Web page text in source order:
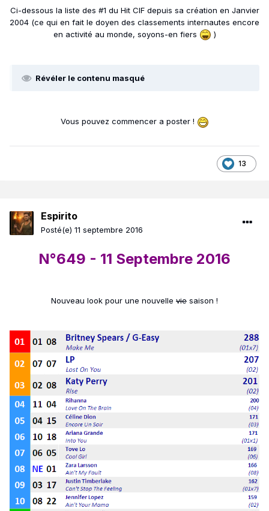
Ci-dessous la liste des #1 du Hit CIF depuis sa création en Janvier
2004 (ce qui en fait le doyen des classements internautes encore
en activité au monde, soyons-en fiers
)
Révéler le contenu masqué
Vous pouvez commencer a poster !
13
Espirito
Posté(e) 11 septembre 2016
N°649 - 11 Septembre 2016
Nouveau look pour une nouvelle vie saison !